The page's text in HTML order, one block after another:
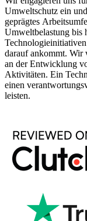
Umweltschutz ein
geprägtes
Umweltbelastung bis
darauf ankommt. Wir
an der Entwicklung
Aktivitäten. Ein
einen
leisten.